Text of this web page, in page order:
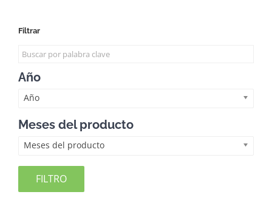
Filtrar
Año
Año
Meses del producto
Meses del producto
FILTRO